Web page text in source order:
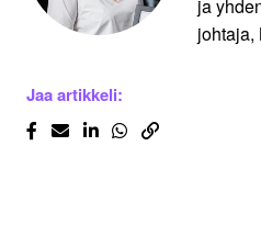
ja
johtaja,
Jaa artikkeli: